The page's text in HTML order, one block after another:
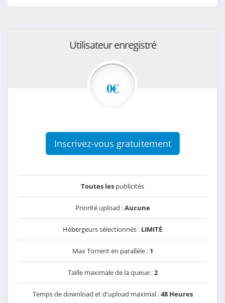
Utilisateur enregistré
0€
Inscrivez-vous gratuitement
Toutes les publicités
Priorité upload :Aucune
Hébergeurs sélectionnés : LIMITÉ
Max Torrent en parallèle : 1
Taille maximale de la queue :2
Temps de download et d'upload maximal :48 Heures